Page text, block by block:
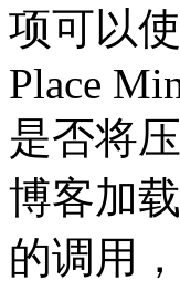
项可以
Place
是否将
博客加
的调用